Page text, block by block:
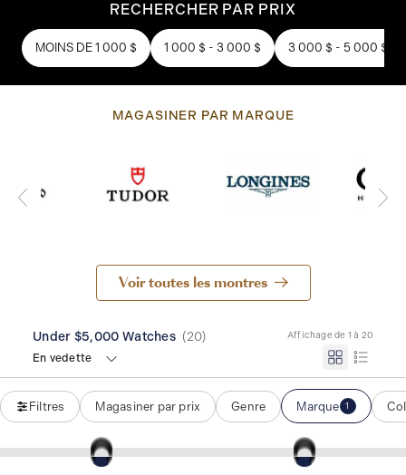
RECHERCHER PAR PRIX
MOINS DE 1 000 $ 1 000 $ - 3 000 $ 3 000 $ - 5 000 $
MAGASINER PAR MARQUE
Voir toutes les montres
Under $5,000 Watches (20) Affichage de 1 à 20
En vedette
Filtres Magasiner par prix Genre Marque 1